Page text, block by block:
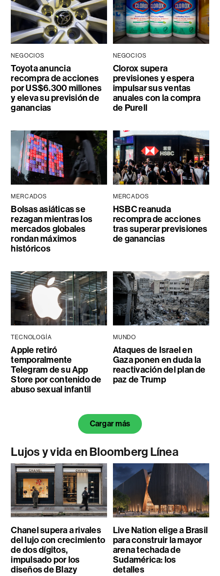
NEGOCIOS
Toyota anuncia
recompra de acciones
por US$6.300 millones
y eleva su previsión de
ganancias
NEGOCIOS
Clorox supera
previsiones y espera
impulsar sus ventas
anuales con la compra
de Purell
MERCADOS
Bolsas asiáticas se
rezagan mientras los
mercados globales
rondan máximos
históricos
MERCADOS
HSBC reanuda
recompra de acciones
tras superar previsiones
de ganancias
TECNOLOGÍA
Apple retiró
temporalmente
Telegram de su App
Store por contenido de
abuso sexual infantil
MUNDO
Ataques de Israel en
Gaza ponen en duda la
reactivación del plan de
paz de Trump
Cargar más
Lujos y vida en Bloomberg Línea
Chanel supera a rivales
del lujo con crecimiento
de dos dígitos,
impulsado por los
diseños de Blazy
Live Nation elige a Brasil
para construir la mayor
arena techada de
Sudamérica: los
detalles